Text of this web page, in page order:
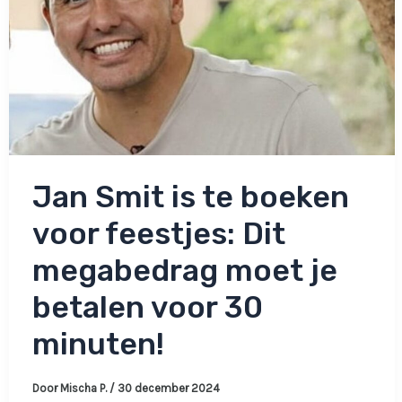
Jan Smit is te boeken
voor feestjes: Dit
megabedrag moet je
betalen voor 30
minuten!
Door Mischa P. / 30 december 2024